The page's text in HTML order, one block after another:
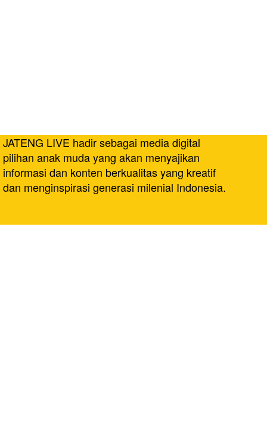
JATENG LIVE hadir sebagai media digital
pilihan anak muda yang akan menyajikan
informasi dan konten berkualitas yang kreatif
dan menginspirasi generasi milenial Indonesia.